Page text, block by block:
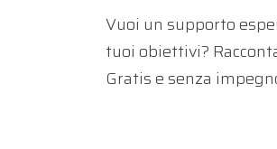
Vuoi un supporto
tuoi obiettivi?
Gratis e senza